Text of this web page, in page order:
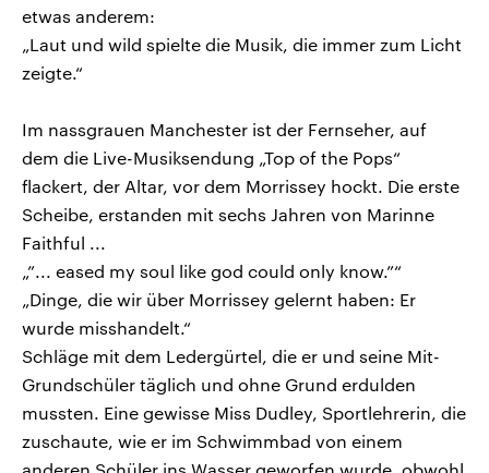
etwas anderem:
„Laut und wild spielte die Musik, die immer zum Licht
zeigte.“
Im nassgrauen Manchester ist der Fernseher, auf
dem die Live-Musiksendung „Top of the Pops“
flackert, der Altar, vor dem Morrissey hockt. Die erste
Scheibe, erstanden mit sechs Jahren von Marinne
Faithful ...
„”... eased my soul like god could only know.”“
„Dinge, die wir über Morrissey gelernt haben: Er
wurde misshandelt.“
Schläge mit dem Ledergürtel, die er und seine Mit-
Grundschüler täglich und ohne Grund erdulden
mussten. Eine gewisse Miss Dudley, Sportlehrerin, die
zuschaute, wie er im Schwimmbad von einem